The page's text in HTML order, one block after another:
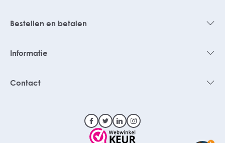
Bestellen en betalen
Informatie
Contact